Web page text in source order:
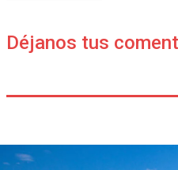
Déjanos tus